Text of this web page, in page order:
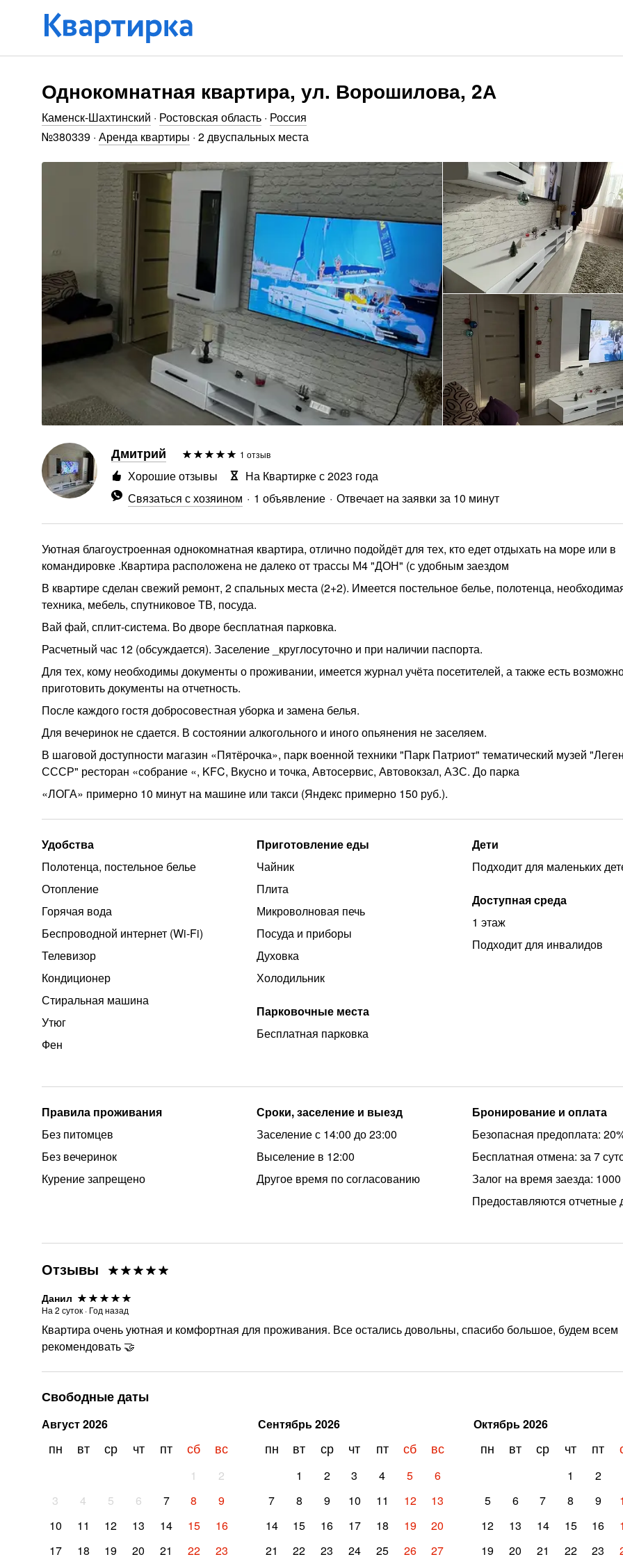
Однокомнатная квартира, ул. Ворошилова, 2А
Каменск-Шахтинский · Ростовская область · Россия
№380339 · Аренда квартиры · 2 двуспальных места
Дмитрий 1 отзыв
Связаться с хозяином 1 объявление Отвечает на заявки за 10 минут
Хорошие отзывы На Квартирке с 2023 года
Уютная благоустроенная однокомнатная квартира, отлично подойдёт для тех, кто едет отдыхать на море или в
командировке .Квартира расположена не далеко от трассы М4 "ДОН" (с удобным заездом
В квартире сделан свежий ремонт, 2 спальных места (2+2). Имеется постельное белье, полотенца,
техника, мебель, спутниковое ТВ, посуда.
Вай фай, сплит-система. Во дворе бесплатная парковка.
Расчетный час 12 (обсуждается). Заселение _круглосуточно и при наличии паспорта.
Для тех, кому необходимы документы о проживании, имеется журнал учёта посетителей, а также есть
приготовить документы на отчетность.
После каждого гостя добросовестная уборка и замена белья.
Для вечеринок не сдается. В состоянии алкогольного и иного опьянения не заселяем.
В шаговой доступности магазин «Пятёрочка», парк военной техники "Парк Патриот" тематический музей
СССР" ресторан «собрание «, KFC, Вкусно и точка, Автосервис, Автовокзал, АЗС. До парка
«ЛОГА» примерно 10 минут на машине или такси (Яндекс примерно 150 руб.).
Удобства
Полотенца, постельное белье
Отопление
Горячая вода
Беспроводной интернет (Wi‑Fi)
Телевизор
Кондиционер
Стиральная машина
Утюг
Фен
Приготовление еды
Чайник
Плита
Микроволновая печь
Посуда и приборы
Духовка
Холодильник
Парковочные места
Бесплатная парковка
Дети
Подходит для маленьких
Доступная среда
1 этаж
Подходит для инвалидов
Правила проживания
Без питомцев
Без вечеринок
Курение запрещено
Сроки, заселение и выезд
Заселение с 14:00 до 23:00
Выселение в 12:00
Другое время по согласованию
Бронирование и оплата
Безопасная предоплата:
Бесплатная отмена: за 7
Залог на время заезда:
Предоставляются отчетные
Свободные даты
Август2026
пн вт ср чт пт сб вс
1
2
3
4 5 6 7 8
9
10
11 12 13 14 15
16
17
18 19 20 21 22 23
Сентябрь2026
пн вт ср чт пт сб вс
1 2 3 4 5
6
7
8 9 10 11 12
13
14
15 16 17 18 19
20
21
22 23 24 25 26 27
Октябрь2026
пн вт ср чт пт
1 2
5
6 7 8 9
12
13 14 15 16
19
20 21 22 23
Отзывы
Данил
На 2 суток · Год назад
Квартира очень уютная и комфортная для проживания. Все остались довольны, спасибо большое, будем всем
рекомендовать 🤝